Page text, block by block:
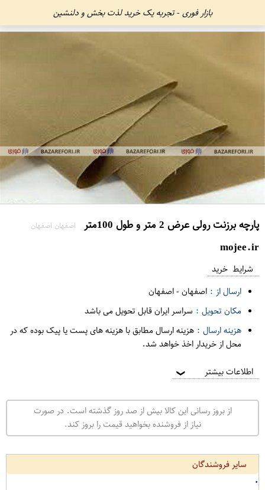
بازار فوری - تجربه یک خرید لذت بخش و دلنشین
پارچه برزنت رولی عرض 2 متر و طول 100متر اصفهان اصفهان
mojee.ir
شرایط خرید
ارسال از : اصفهان-اصفهان
مکان تحویل : سراسر ایران قابل تحویل می باشد
هزینه ارسال : هزینه ارسال مطابق با هزینه های پست یا پیک بوده که در
محل از خریدار اخذ خواهد شد.
اطلاعات بیشتر ❯
از بروز رسانی این کالا بیش از صد روز گذشته است. در صورت
نیاز از فروشنده بخواهید قیمت را بروز کند.
سایر فروشندگان
۰